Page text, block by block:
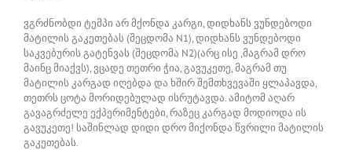
ვგრძნობდი ტემპი არ მქონდა კარგი, დიდხანს ვუნდებოდი
მატილის გაკეთებას (შეცდომა N1), დიდხანს ვუნდებოდი
საკვებურის გატენვას (შეცდომა N2)(არც ისე ,მაგრამ დრო
მაინც მიაქვს), ვცადე თეთრი ჭია, გავუკეთე, მაგრამ თუ
მატილის კარგად იღებდა და ხშირ შემთხვევაში ყლაპავდა,
თეთრს ცოტა მორიდებულად ისრუტავდა. ამიტომ აღარ
გავაგრძელე ექპერიმენტები, რაზეც კარგად მოდიოდა ის
გავუკეთე! საშინლად დიდი დრო მიქონდა წვრილი მატილის
გაკეთებას.